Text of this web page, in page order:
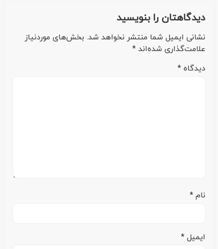
دیدگاهتان را بنویسید
نشانی ایمیل شما منتشر نخواهد شد. بخش‌های موردنیاز
علامت‌گذاری شده‌اند *
دیدگاه *
نام *
ایمیل *